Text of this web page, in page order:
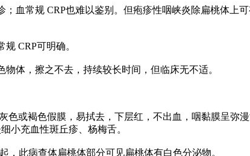
常规 CRP也难以鉴别。但疱疹性咽峡炎除扁桃体上
CRP可明确。
体，擦之不去，持续较长时间，但临床无不适。
褐色假膜，易拭去，下层红，不出血，咽黏膜呈弥漫
小充血性斑丘疹、杨梅舌。
此病查体扁桃体部分可见扁桃体有白色分泌物。